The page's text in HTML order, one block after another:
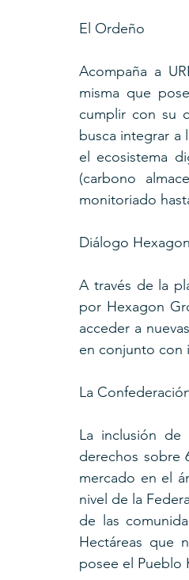
El Ordeño
Acompaña a
misma que
cumplir con su
busca integrar a
el ecosistema
(carbono
monitoriado
Diálogo
A través de la
por Hexagon
acceder a
en conjunto con
La
La inclusión
derechos sobre
mercado en el
nivel de la
de las
Hectáreas que
posee el Pueblo